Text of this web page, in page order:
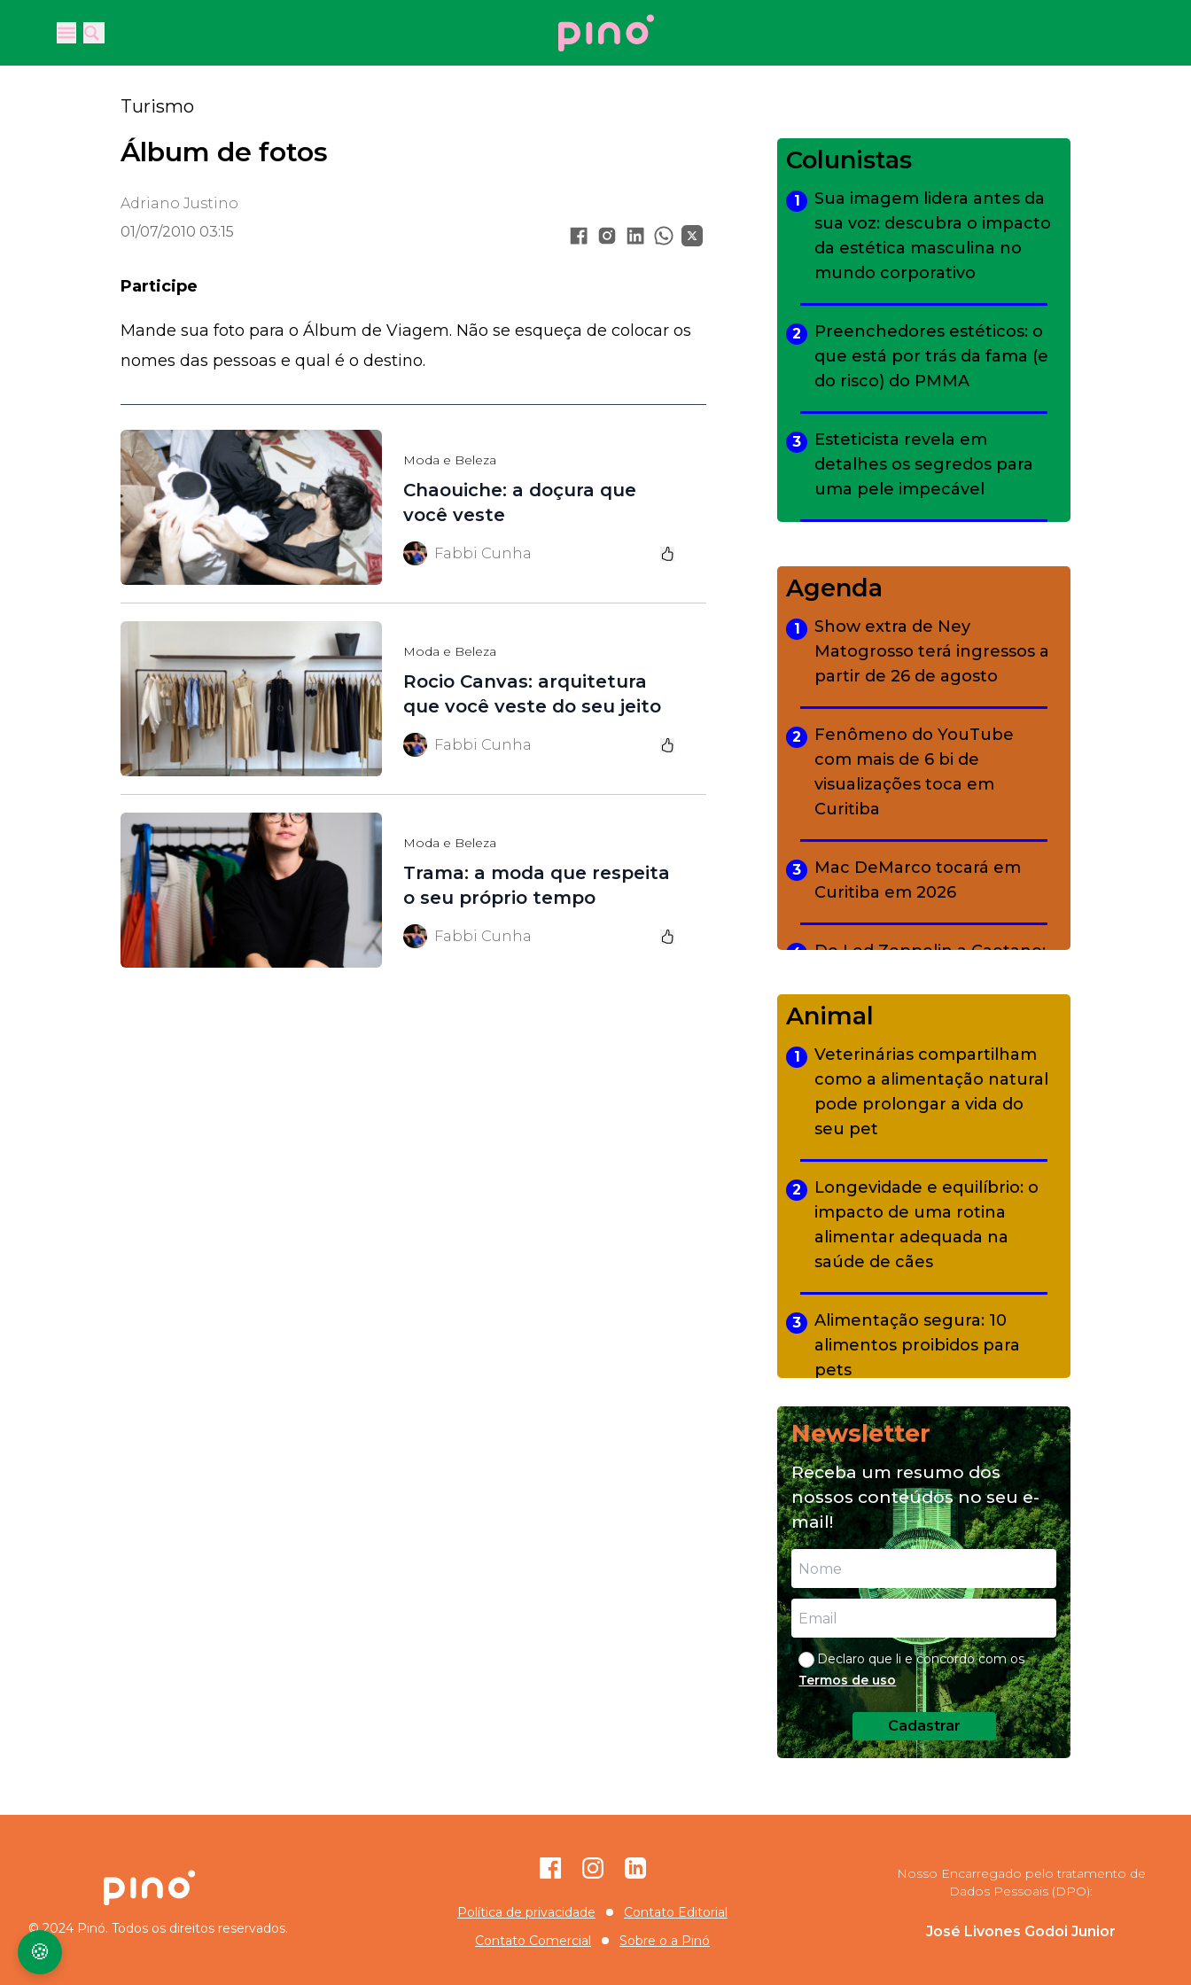
Open main menu
Open main menu
Your Company
Turismo
Álbum de fotos
Adriano Justino
01/07/2010 03:15
Participe
Mande sua foto para o Álbum de Viagem. Não se esqueça de colocar os
nomes das pessoas e qual é o destino.
Moda e Beleza
Chaouiche: a doçura que
você veste
Fabbi Cunha
Moda e Beleza
Rocio Canvas: arquitetura
que você veste do seu jeito
Fabbi Cunha
Moda e Beleza
Trama: a moda que respeita
o seu próprio tempo
Fabbi Cunha
Colunistas
1
Sua imagem lidera antes da
sua voz: descubra o impacto
da estética masculina no
mundo corporativo
2
Preenchedores estéticos: o
que está por trás da fama (e
do risco) do PMMA
3
Esteticista revela em
detalhes os segredos para
uma pele impecável
charme rústico que
conquistou o luxo
A ciência por trás da
skincare: a função de cada
ativo
Agenda
1
Show extra de Ney
Matogrosso terá ingressos a
partir de 26 de agosto
2
Fenômeno do YouTube
com mais de 6 bi de
visualizações toca em
Curitiba
3
Mac DeMarco tocará em
Curitiba em 2026
4
De Led Zeppelin a Caetano:
diverso a partir de R$ 17
5
Adriana Calcanhotto retoma
alter ego infantil para show
em Curitiba
Animal
1
Veterinárias compartilham
como a alimentação natural
pode prolongar a vida do
seu pet
2
Longevidade e equilíbrio: o
impacto de uma rotina
alimentar adequada na
saúde de cães
3
Alimentação segura: 10
alimentos proibidos para
pets
4
Alimentação natural e mix
feeding: conheça essas
opções para nutrição do seu
pet
Newsletter
Receba um resumo dos
nossos conteúdos no seu e-
mail!
Declaro que li e concordo com os
Termos de uso
Cadastrar
© 2024 Pinó. Todos os direitos reservados.
FacebookInstagramGitHub
Política de privacidade
Contato Editorial
Contato Comercial
Sobre o a Pinó
Nosso Encarregado pelo tratamento de
Dados Pessoais (DPO):
José Livones Godoi Junior
🍪